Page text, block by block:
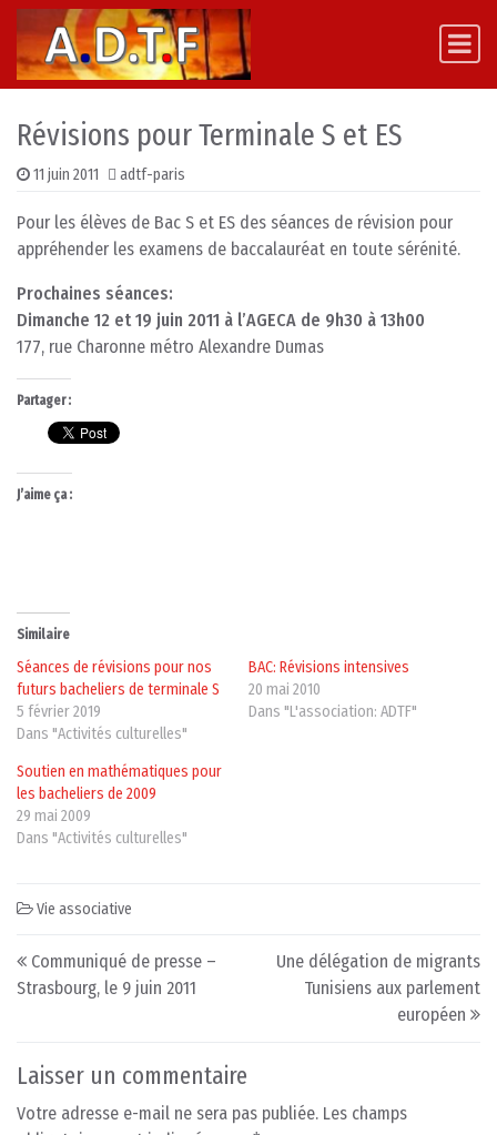
Skip to content
Main Navigation
Révisions pour Terminale S et ES
11 juin 2011 adtf-paris
Pour les élèves de Bac S et ES des séances de révision pour
appréhender les examens de baccalauréat en toute sérénité.
Prochaines séances:
Dimanche 12 et 19 juin 2011 à l’AGECA de 9h30 à 13h00
177, rue Charonne métro Alexandre Dumas
Partager :
J’aime ça :
Similaire
Séances de révisions pour nos
futurs bacheliers de terminale S
5 février 2019
Dans "Activités culturelles"
BAC: Révisions intensives
20 mai 2010
Dans "L'association: ADTF"
Soutien en mathématiques pour
les bacheliers de 2009
29 mai 2009
Dans "Activités culturelles"
Vie associative
Post navigation
Communiqué de presse –
Strasbourg, le 9 juin 2011
Une délégation de migrants
Tunisiens aux parlement
européen
Laisser un commentaire
Votre adresse e-mail ne sera pas publiée. Les champs